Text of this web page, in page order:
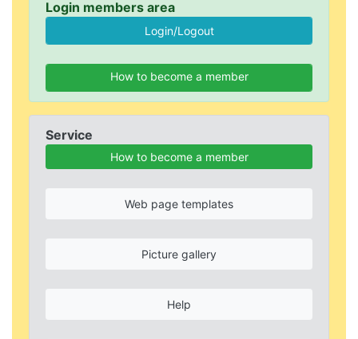
Login members area
How to become a member
Service
How to become a member
Web page templates
Picture gallery
Help